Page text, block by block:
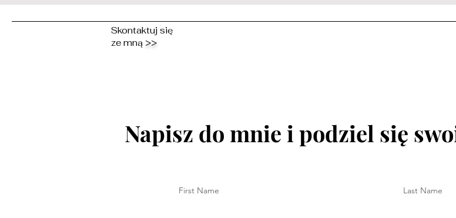
Skontaktuj się
ze mną >>
Napisz do mnie i podziel się
First Name Last Name